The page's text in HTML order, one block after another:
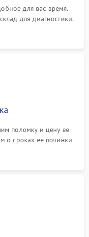
для вас время.
для диагностики.
поломку и цену ее
о сроках ее починки